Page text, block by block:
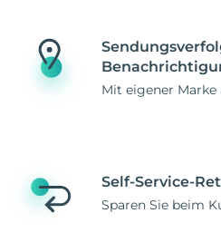
Mit eigener
Self-Service-
Sparen Sie beim